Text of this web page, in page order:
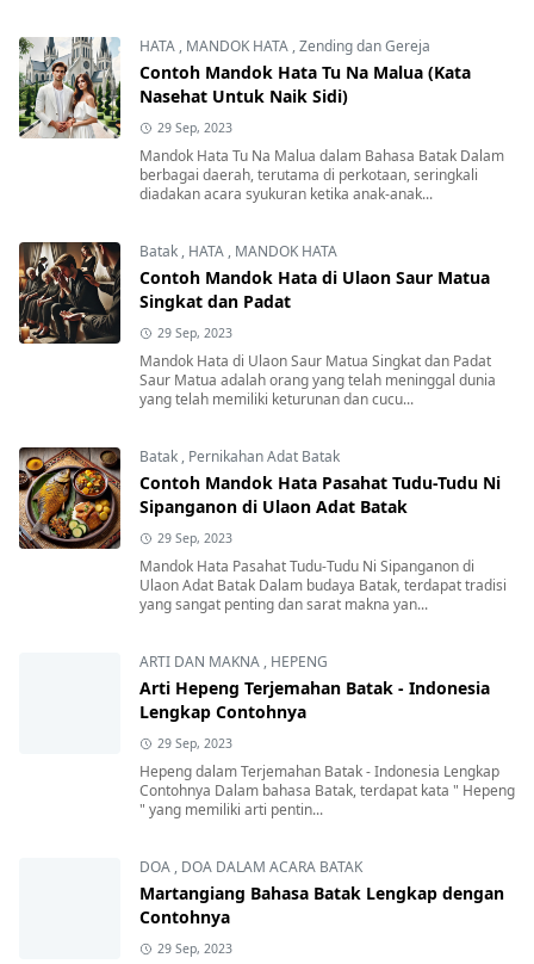
HATA , MANDOK HATA ,Zending dan Gereja
Contoh Mandok Hata Tu Na Malua (Kata
Nasehat Untuk Naik Sidi)
29 Sep, 2023
Mandok Hata Tu Na Malua dalam Bahasa Batak Dalam
berbagai daerah, terutama di perkotaan, seringkali
diadakan acara syukuran ketika anak-anak...
Batak , HATA , MANDOK HATA
Contoh Mandok Hata di Ulaon Saur Matua
Singkat dan Padat
29 Sep, 2023
Mandok Hata di Ulaon Saur Matua Singkat dan Padat
Saur Matua adalah orang yang telah meninggal dunia
yang telah memiliki keturunan dan cucu...
Batak , Pernikahan Adat Batak
Contoh Mandok Hata Pasahat Tudu-Tudu Ni
Sipanganon di Ulaon Adat Batak
29 Sep, 2023
Mandok Hata Pasahat Tudu-Tudu Ni Sipanganon di
Ulaon Adat Batak Dalam budaya Batak, terdapat tradisi
yang sangat penting dan sarat makna yan...
ARTI DAN MAKNA , HEPENG
Arti Hepeng Terjemahan Batak - Indonesia
Lengkap Contohnya
29 Sep, 2023
Hepeng dalam Terjemahan Batak - Indonesia Lengkap
Contohnya Dalam bahasa Batak, terdapat kata " Hepeng
" yang memiliki arti pentin...
DOA , DOA DALAM ACARA BATAK
Martangiang Bahasa Batak Lengkap dengan
Contohnya
29 Sep, 2023